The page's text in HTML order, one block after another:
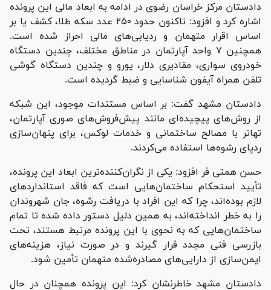
دادستان مرکز خراسان رضوی در ادامه به ابعاد مالی این پرونده
اشاره کرد و افزود: تاکنون حدود ۲۵۰ عدد سکه طلا، کشف یا بر
اساس اقرار متهمان و ردیابی‌های مالی احراز شده است.
همچنین ۷ واحد آپارتمان در مناطق مختلف، چندین دستگاه
خودروی سواری، مقادیری دلار، یورو و چندین دستگاه گوشی
تلفن همراه آیفون شناسایی و ضبط گردیده است.
دادستان مشهد گفت: بر اساس مستندات موجود، این شبکه
از روش‌های پیچیده‌ای مانند پیش‌فروش‌های صوری آپارتمان،
تهاتر با مصالح ساختمانی و خدمات لوکس، برای پنهان‌سازی
ردپای رشوه‌ها استفاده می‌کردند.
حسن همتی فر افزود: یکی از نگران‌کننده‌ترین ابعاد این پرونده،
تأیید استحکام ساختمان‌هایی است که فاقد استاندارد‌های
لازم بوده‌اند، چرا که این افراد با دریافت رشوه، جان شهروندان
را به خطر انداخته‌اند، به همین دلیل دستور داده شده تا تمام
ساختمان‌هایی که به نحوی با این پرونده مرتبط هستند، تحت
بازرسی فنی مجدد قرار گیرند و در صورت نیاز، هزینه‌های
ایمن‌سازی از دارایی‌های مصادره‌شده متهمان تأمین شود.
دادستان مشهد خاطرنشان کرد: این پرونده همچنان در حال